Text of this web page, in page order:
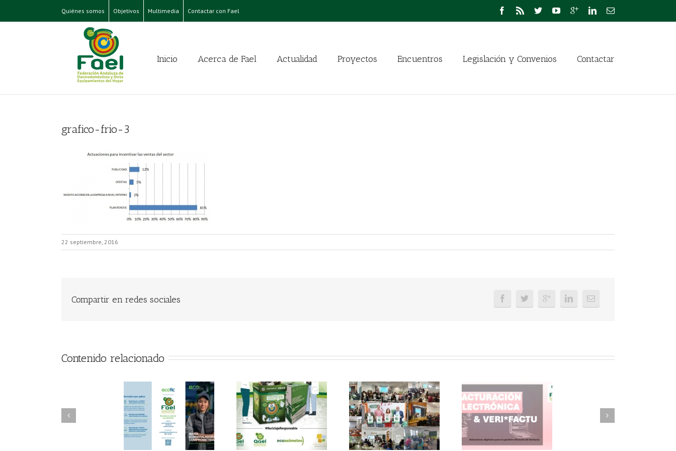
Quiénes somos Objetivos Multimedia Contactar con Fael
Inicio Acerca de Fael Actualidad Proyectos Encuentros Legislación y Convenios Contactar
grafico-frio-3
22 septiembre, 2016
Compartir en redes sociales
Contenido relacionado
FAEL/AAEL y
FAEL, Ecoasimelec y
Parque Joyero
Córdoba, colaboran
FAEL, junto con
Ecoasimelec, visitan
16 centros
Ya disponible el
vídeo Webinar
«Facturación
siguen apostando